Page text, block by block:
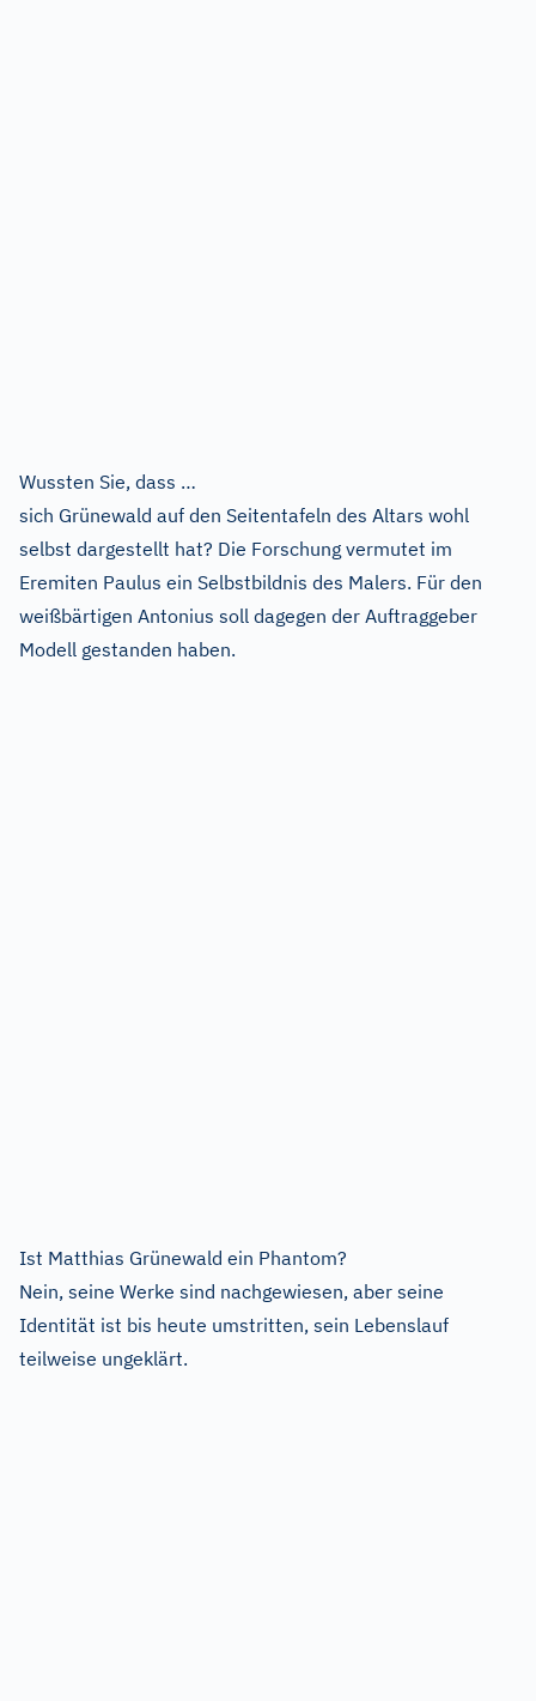
Wussten Sie, dass …
sich Grünewald auf den Seitentafeln des Altars wohl
selbst dargestellt hat? Die Forschung vermutet im
Eremiten Paulus ein Selbstbildnis des Malers. Für den
weißbärtigen Antonius soll dagegen der Auftraggeber
Modell gestanden haben.
Ist Matthias Grünewald ein Phantom?
Nein, seine Werke sind nachgewiesen, aber seine
Identität ist bis heute umstritten, sein Lebenslauf
teilweise ungeklärt.